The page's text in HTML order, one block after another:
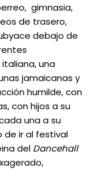
gimnasia,
de trasero,
debajo de
una
jamaicanas y
humilde, con
con hijos a su
una a su
de ir al festival
del Dancehall